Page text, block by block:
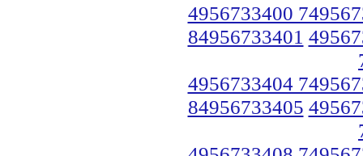
4956733400
84956733401
4956733404
84956733405